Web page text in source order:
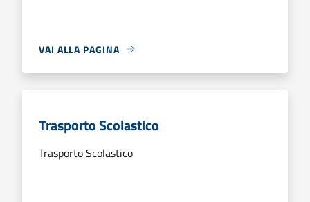
VAI ALLA PAGINA
Trasporto Scolastico
Trasporto Scolastico